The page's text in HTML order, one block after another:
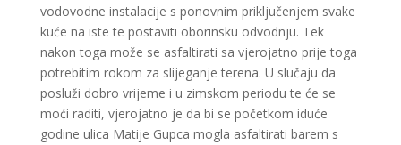
vodovodne instalacije s ponovnim priključenjem svake
kuće na iste te postaviti oborinsku odvodnju. Tek
nakon toga može se asfaltirati sa vjerojatno prije toga
potrebitim rokom za slijeganje terena. U slučaju da
posluži dobro vrijeme i u zimskom periodu te će se
moći raditi, vjerojatno je da bi se početkom iduće
godine ulica Matije Gupca mogla asfaltirati barem s